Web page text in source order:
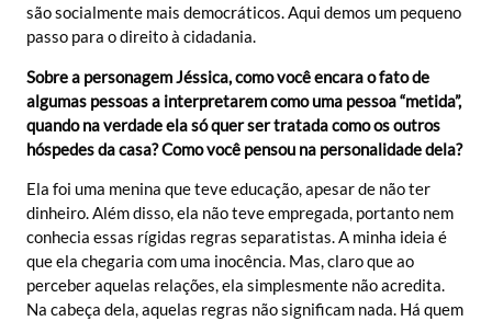
são socialmente mais democráticos. Aqui demos um pequeno
passo para o direito à cidadania.
Sobre a personagem Jéssica, como você encara o fato de
algumas pessoas a interpretarem como uma pessoa “metida”,
quando na verdade ela só quer ser tratada como os outros
hóspedes da casa? Como você pensou na personalidade dela?
Ela foi uma menina que teve educação, apesar de não ter
dinheiro. Além disso, ela não teve empregada, portanto nem
conhecia essas rígidas regras separatistas. A minha ideia é
que ela chegaria com uma inocência. Mas, claro que ao
perceber aquelas relações, ela simplesmente não acredita.
Na cabeça dela, aquelas regras não significam nada. Há quem